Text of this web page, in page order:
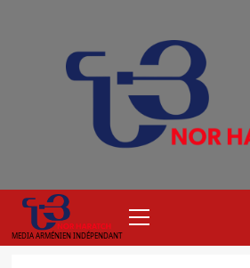
MEDIA ARMÉNIEN INDÉPENDANT
principal